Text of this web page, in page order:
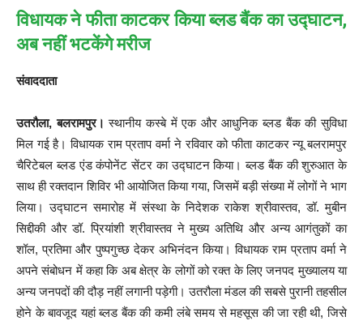
विधायक ने फीता काटकर किया ब्लड बैंक का उद्घाटन,
अब नहीं भटकेंगे मरीज
संवाददाता
उतरौला, बलरामपुर। स्थानीय कस्बे में एक और आधुनिक ब्लड बैंक की सुविधा
मिल गई है। विधायक राम प्रताप वर्मा ने रविवार को फीता काटकर न्यू बलरामपुर
चैरिटेबल ब्लड एंड कंपोनेंट सेंटर का उद्घाटन किया। ब्लड बैंक की शुरुआत के
साथ ही रक्तदान शिविर भी आयोजित किया गया, जिसमें बड़ी संख्या में लोगों ने भाग
लिया। उद्घाटन समारोह में संस्था के निदेशक राकेश श्रीवास्तव, डॉ. मुबीन
सिद्दीकी और डॉ. प्रियांशी श्रीवास्तव ने मुख्य अतिथि और अन्य आगंतुकों का
शॉल, प्रतिमा और पुष्पगुच्छ देकर अभिनंदन किया। विधायक राम प्रताप वर्मा ने
अपने संबोधन में कहा कि अब क्षेत्र के लोगों को रक्त के लिए जनपद मुख्यालय या
अन्य जनपदों की दौड़ नहीं लगानी पड़ेगी। उतरौला मंडल की सबसे पुरानी तहसील
होने के बावजूद यहां ब्लड बैंक की कमी लंबे समय से महसूस की जा रही थी, जिसे